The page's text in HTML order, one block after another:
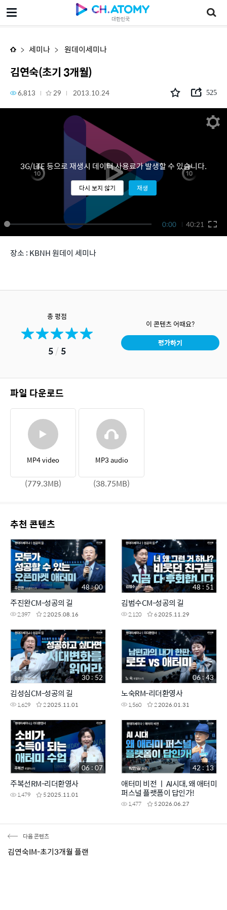
대한민국
김연숙(초기 3개월)
세미나 원데이세미나
김연숙(초기 3개월)
6,813 29 2013.10.24 525
0:00 40:21
3G/LTE 등으로 재생시 데이터 사용료가 발생할 수 있습니다.
다시 보지 않기 재생
장소 : KBNH 원데이 세미나
총 평점
5/ 5
이 콘텐츠 어때요?
평가하기
파일 다운로드
MP4 video
(779.3MB)
MP3 audio
(38.75MB)
추천 콘텐츠
주진완CM-성공의 길
2,397 22025.08.16
48 : 00
김범수CM-성공의 길
2,120 62025.11.29
48 : 51
김성심CM-성공의 길
1,629 22025.11.01
30 : 52
노숙RM-리더환영사
1,560 22026.01.31
06 : 43
주복선RM-리더환영사
1,479 52025.11.01
06 : 07
애터미 비전 ㅣ AI시대, 왜 애터미
퍼스널 플랫폼이 답인가!
1,477 52026.06.27
42 : 13
다음 콘텐츠
김연숙IM-초기3개월 플랜